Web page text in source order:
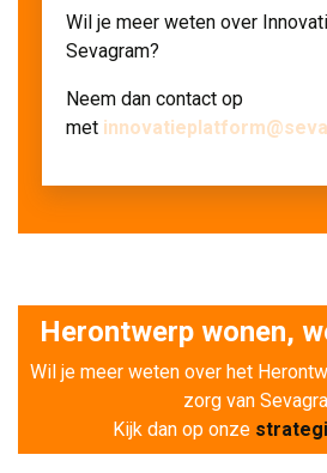
Wil je meer weten over
Sevagram?
Neem dan contact op
met
Herontwerp wonen,
Wil je meer weten over het
zorg van
Kijk dan op onze